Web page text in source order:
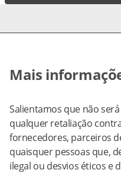
Mais
Salientamos que não
qualquer retaliação
fornecedores, parceiros
quaisquer pessoas que,
ilegal ou desvios éticos e